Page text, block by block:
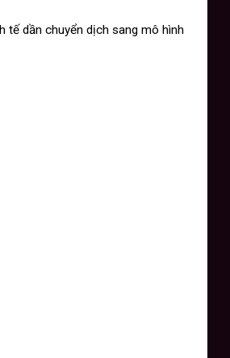
tế dần chuyển dịch sang mô hình